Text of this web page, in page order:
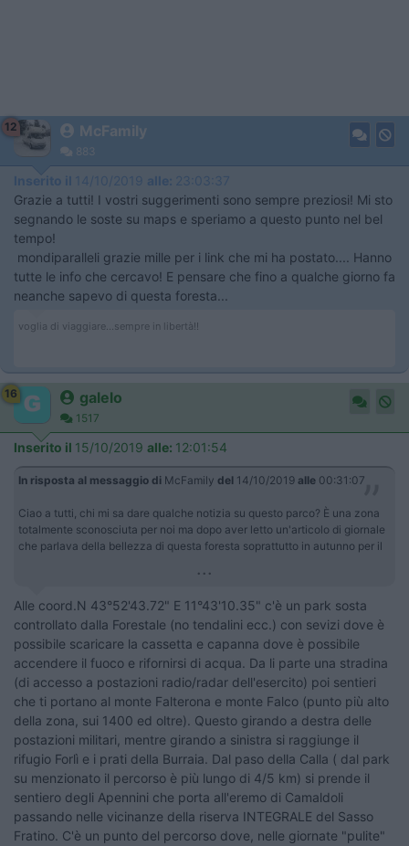
12 McFamily
883
Inserito il 14/10/2019 alle: 23:03:37
Grazie a tutti! I vostri suggerimenti sono sempre preziosi! Mi sto
segnando le soste su maps e speriamo a questo punto nel bel
tempo!
mondiparalleli grazie mille per i link che mi ha postato.... Hanno
tutte le info che cercavo! E pensare che fino a qualche giorno fa
neanche sapevo di questa foresta...
voglia di viaggiare...sempre in libertà!!
16 galelo
1517
Inserito il 15/10/2019 alle: 12:01:54
In risposta al messaggio di McFamily del 14/10/2019 alle 00:31:07
Ciao a tutti, chi mi sa dare qualche notizia su questo parco? È una zona
totalmente sconosciuta per noi ma dopo aver letto un'articolo di giornale
che parlava della bellezza di questa foresta soprattutto in autunno per il
...
Alle coord.N 43°52'43.72" E 11°43'10.35" c'è un park sosta
controllato dalla Forestale (no tendalini ecc.) con sevizi dove è
possibile scaricare la cassetta e capanna dove è possibile
accendere il fuoco e rifornirsi di acqua. Da li parte una stradina
(di accesso a postazioni radio/radar dell'esercito) poi sentieri
che ti portano al monte Falterona e monte Falco (punto più alto
della zona, sui 1400 ed oltre). Questo girando a destra delle
postazioni militari, mentre girando a sinistra si raggiunge il
rifugio Forlì e i prati della Burraia. Dal paso della Calla ( dal park
su menzionato il percorso è più lungo di 4/5 km) si prende il
sentiero degli Apennini che porta all'eremo di Camaldoli
passando nelle vicinanze della riserva INTEGRALE del Sasso
Fratino. C'è un punto del percorso dove, nelle giornate "pulite"